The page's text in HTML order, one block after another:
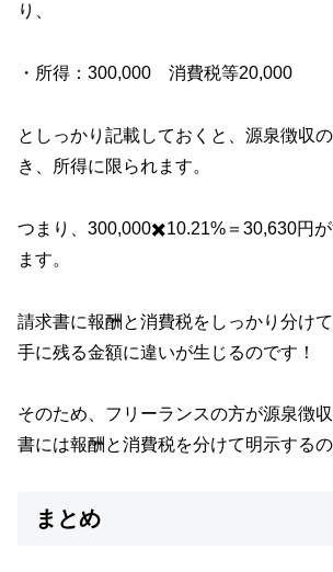
り、
・所得：300,000 消費税等20,000
としっかり記載しておくと、源泉徴収
き、所得に限られます。
つまり、300,000✖️10.21%＝30,630円
ます。
請求書に報酬と消費税をしっかり分けて
手に残る金額に違いが生じるのです！
そのため、フリーランスの方が源泉徴
書には報酬と消費税を分けて明示するの
まとめ